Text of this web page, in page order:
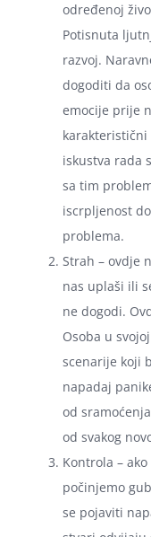
određenoj
Potisnuta
razvoj.
dogoditi da
emocije prije
karakteristični
iskustva rada
sa tim
iscrpljenost
problema.
Strah – ovdje
nas uplaši ili
ne dogodi.
Osoba u
scenarije koji
napadaj
od
od svakog
Kontrola –
počinjemo
se pojaviti